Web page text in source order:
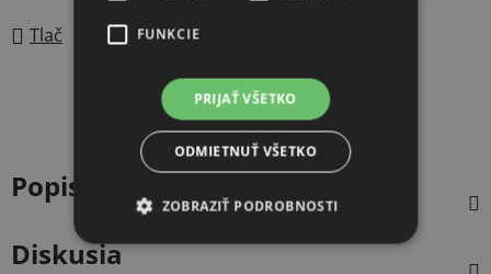
Tlač Opýtať sa
Popis
Diskusia
FUNKCIE
PRIJAŤ VŠETKO
ODMIETNUŤ VŠETKO
ZOBRAZIŤ PODROBNOSTI